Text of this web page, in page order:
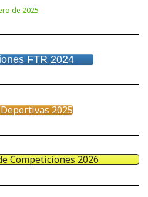
de 2025
FTR 2024
2025
Competiciones 2026